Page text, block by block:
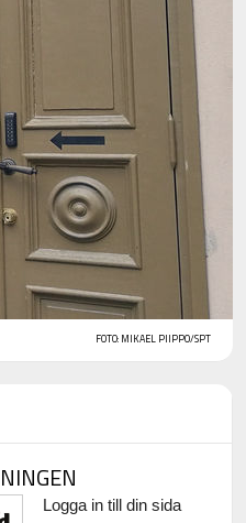
FOTO: MIKAEL PIIPPO/SPT
Logga in till din sida